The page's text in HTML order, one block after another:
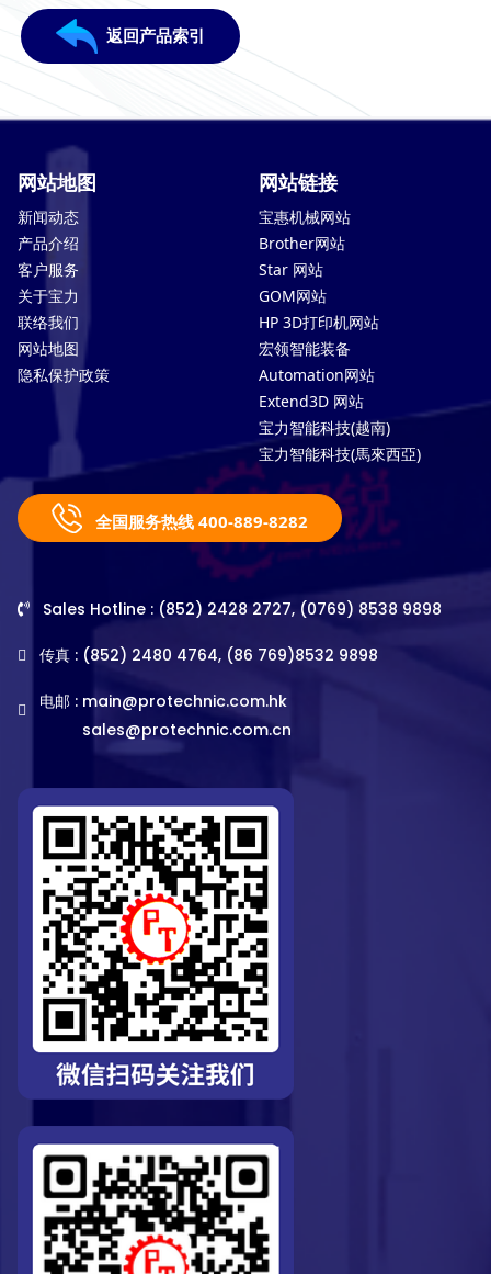
返回产品索引
网站地图
新闻动态
产品介绍
客户服务
关于宝力
联络我们
网站地图
隐私保护政策
网站链接
宝惠机械网站
Brother网站
Star 网站
GOM网站
HP 3D打印机网站
宏领智能装备
Automation网站
Extend3D 网站
宝力智能科技(越南)
宝力智能科技(馬來西亞)
全国服务热线 400-889-8282
Sales Hotline : (852) 2428 2727, (0769) 8538 9898
传真 : (852) 2480 4764, (86 769)8532 9898
电邮 : main@protechnic.com.hk
sales@protechnic.com.cn